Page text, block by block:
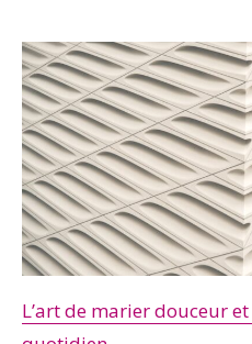
L’art de marier douceur